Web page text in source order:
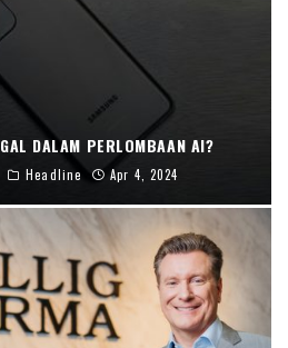
DALAM PERLOMBAAN AI?
Headline Apr 4, 2024